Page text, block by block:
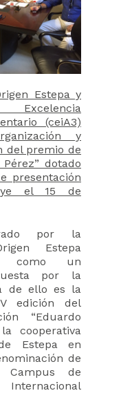
Estepa y
(ceiA3)
y
del premio de
dotado
presentación
el 15 de
por la
Estepa
como un
por la
de ello es la
edición del
“Eduardo
cooperativa
Estepa en
de
de